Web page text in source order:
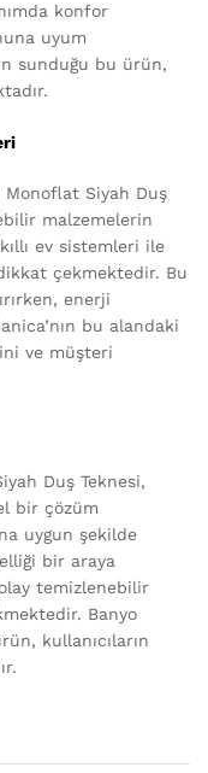
konfor
uyum
sunduğu bu ürün,
Monoflat Siyah Duş
malzemelerin
ev sistemleri ile
çekmektedir. Bu
enerji
bu alandaki
ve müşteri
Duş Teknesi,
bir çözüm
uygun şekilde
bir araya
temizlenebilir
Banyo
kullanıcıların